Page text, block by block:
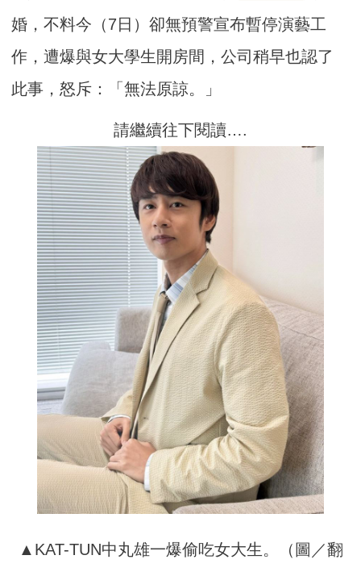
婚，不料今（7日）卻無預警宣布暫停演藝工
作，遭爆與女大學生開房間，公司稍早也認了
此事，怒斥：「無法原諒。」
請繼續往下閱讀….
▲KAT-TUN中丸雄一爆偷吃女大生。（圖／翻